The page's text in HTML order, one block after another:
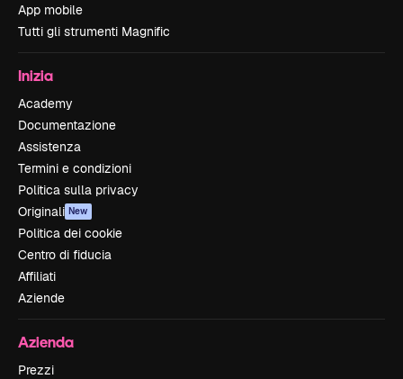
App mobile
Tutti gli strumenti Magnific
Inizia
Academy
Documentazione
Assistenza
Termini e condizioni
Politica sulla privacy
Originali New
Politica dei cookie
Centro di fiducia
Affiliati
Aziende
Azienda
Prezzi